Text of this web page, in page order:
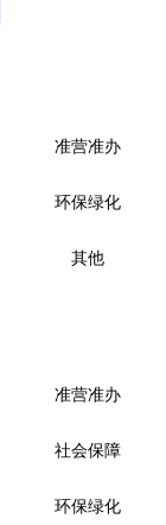
准营准办
环保绿化
其他
准营准办
社会保障
环保绿化